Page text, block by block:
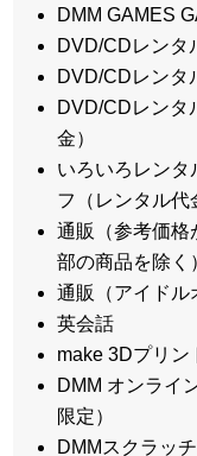
DMM GAMES
DVD/CDレンタ
DVD/CDレンタ
DVD/CDレンタ
金）
いろいろレン
フ（レンタル代
通販（参考価格
部の商品を除く
通販（アイドル
英会話
make 3Dプリン
DMM オンライ
限定）
DMMスクラッチ